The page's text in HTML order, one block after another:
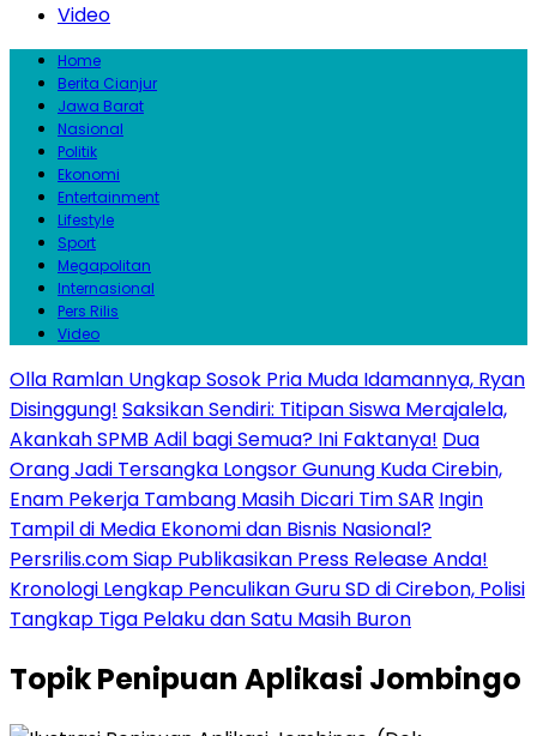
Video
Home
Berita Cianjur
Jawa Barat
Nasional
Politik
Ekonomi
Entertainment
Lifestyle
Sport
Megapolitan
Internasional
Pers Rilis
Video
Olla Ramlan Ungkap Sosok Pria Muda Idamannya, Ryan
Disinggung! Saksikan Sendiri: Titipan Siswa Merajalela,
Akankah SPMB Adil bagi Semua? Ini Faktanya! Dua
Orang Jadi Tersangka Longsor Gunung Kuda Cirebin,
Enam Pekerja Tambang Masih Dicari Tim SAR Ingin
Tampil di Media Ekonomi dan Bisnis Nasional?
Persrilis.com Siap Publikasikan Press Release Anda!
Kronologi Lengkap Penculikan Guru SD di Cirebon, Polisi
Tangkap Tiga Pelaku dan Satu Masih Buron
TopikPenipuan Aplikasi Jombingo